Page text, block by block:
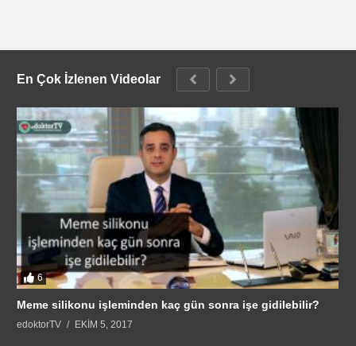
6
Meme silikonu işleminden kaç gün sonra işe gidilebilir?
edoktorTV EKIM 5, 2017
© 2017 edoktorTV Tüm Hakları Saklıdır. web tasarım
Anasayfa İletişim